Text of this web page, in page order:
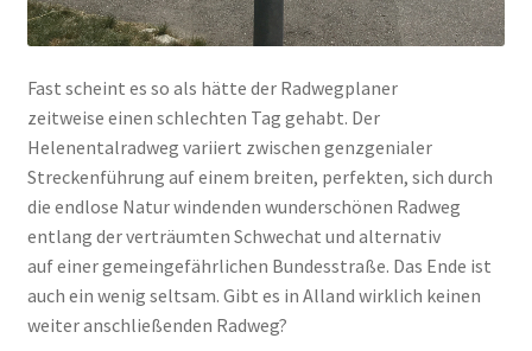
Fast scheint es so als hätte der Radwegplaner
zeitweise einen schlechten Tag gehabt. Der
Helenentalradweg variiert zwischen genzgenialer
Streckenführung auf einem breiten, perfekten, sich durch
die endlose Natur windenden wunderschönen Radweg
entlang der verträumten Schwechat und alternativ
auf einer gemeingefährlichen Bundesstraße. Das Ende ist
auch ein wenig seltsam. Gibt es in Alland wirklich keinen
weiter anschließenden Radweg?